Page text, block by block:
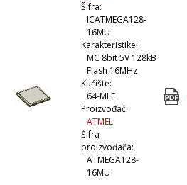
Šifra:
ICATMEGA128-
16MU
Karakteristike:
MC 8bit 5V 128kB
Flash 16MHz
Kućište:
64-MLF
Proizvođač:
ATMEL
Šifra
proizvođača:
ATMEGA128-
16MU